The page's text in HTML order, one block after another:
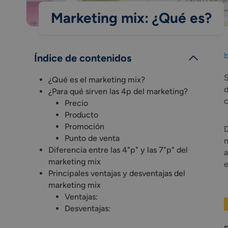
Marketing mix: ¿Qué es?
Índice de contenidos
¿Qué es el marketing mix?
¿Para qué sirven las 4p del marketing?
Precio
Producto
Promoción
Punto de venta
Diferencia entre las 4"p" y las 7"p" del
marketing mix
Principales ventajas y desventajas del
marketing mix
Ventajas:
Desventajas: